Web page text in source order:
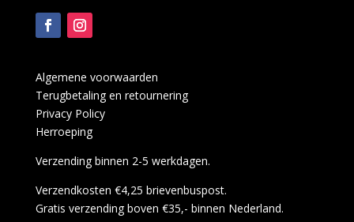
Algemene voorwaarden
Terugbetaling en retournering
Privacy Policy
Herroeping
Verzending binnen 2-5 werkdagen.
Verzendkosten €4,25 brievenbuspost.
Gratis verzending boven €35,- binnen Nederland.